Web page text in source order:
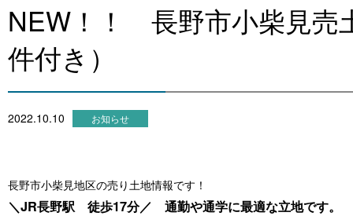
NEW！！ 長野市小柴見売
件付き）
2022.10.10 お知らせ
長野市小柴見地区の売り土地情報です！
＼JR長野駅 徒歩17分／ 通勤や通学に最適な立地です。